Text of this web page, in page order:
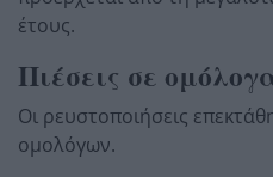
έτους.
Πιέσεις σε
Οι ρευστοποιήσεις
ομολόγων.